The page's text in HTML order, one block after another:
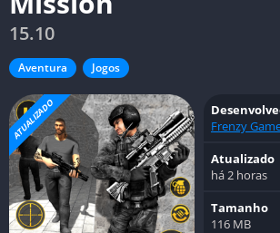
15.10
Aventura Jogos
ATUALIZADO
Frenzy
Atualizado
há 2 horas
Tamanho
116 MB